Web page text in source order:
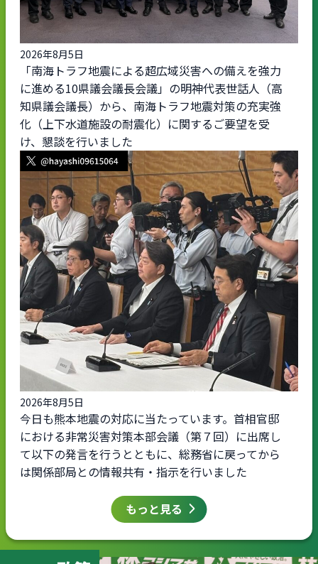
もっと見る
2026年8月5日
「南海トラフ地震による超広域災害への備えを強力
に進める10県議会議長会議」の明神代表世話人（高
知県議会議長）から、南海トラフ地震対策の充実強
化（上下水道施設の耐震化）に関するご要望を受
け、懇談を行いました
2026年8月5日
今日も熊本地震の対応に当たっています。首相官邸
における非常災害対策本部会議（第７回）に出席し
て以下の発言を行うとともに、総務省に戻ってから
は関係部局との情報共有・指示を行いました